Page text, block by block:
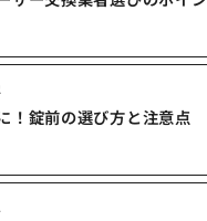
！錠前の選び方と注意点